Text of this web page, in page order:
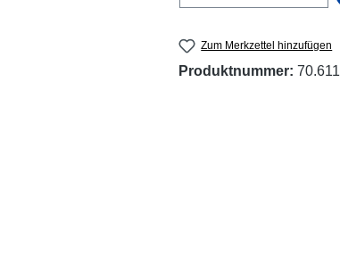
Zum Merkzettel hinzufügen
Produktnummer: 70.611